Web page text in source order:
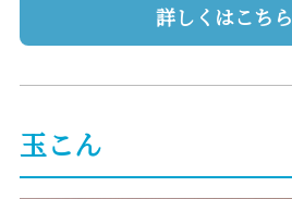
詳しくはこちら
玉こん